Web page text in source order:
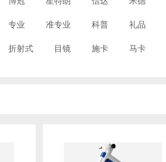
专业 准专业 科普 礼品
折射式 目镜 施卡 马卡